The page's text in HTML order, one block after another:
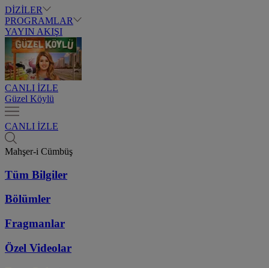
DİZİLER
PROGRAMLAR
YAYIN AKIŞI
CANLI İZLE
Güzel Köylü
CANLI İZLE
Mahşer-i Cümbüş
Tüm Bilgiler
Bölümler
Fragmanlar
Özel Videolar